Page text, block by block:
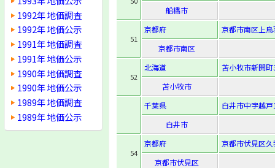
1992年 地価調査
1992年 地価公示
1991年 地価調査
1991年 地価公示
1990年 地価調査
1990年 地価公示
1989年 地価調査
1989年 地価公示
船橋市
51
京都府
京都市南区上
京都市南区
52
北海道
苫小牧市新開
苫小牧市
千葉県
白井市中字越
白井市
54
京都府
京都市伏見区
京都市伏見区